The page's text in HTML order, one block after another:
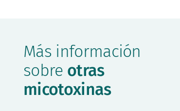
Más información
sobre otras
micotoxinas